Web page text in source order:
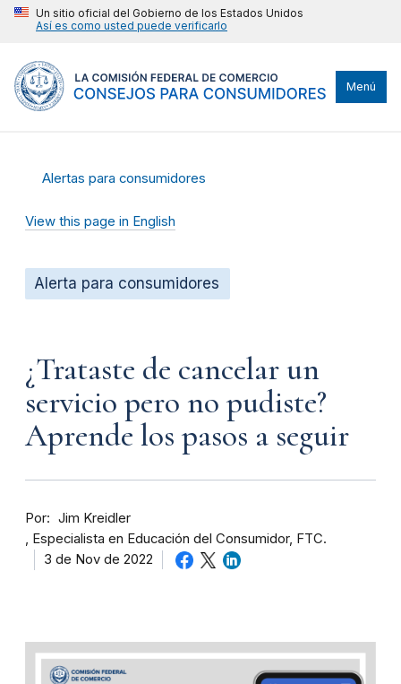
Un sitio oficial del Gobierno de los Estados Unidos
Así es como usted puede verificarlo
Menú
Alertas para consumidores
View this page in English
Alerta para consumidores
¿Trataste de cancelar un
servicio pero no pudiste?
Aprende los pasos a seguir
Por
Jim Kreidler
Especialista en Educación del Consumidor, FTC.
3 de Nov de 2022